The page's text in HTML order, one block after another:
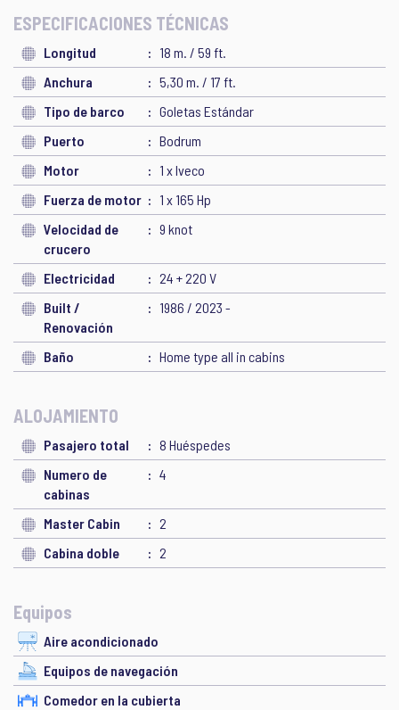
ESPECIFICACIONES TÉCNICAS
Longitud
18 m. / 59 ft.
Anchura
5,30 m. / 17 ft.
Tipo de barco
Goletas Estándar
Puerto
Bodrum
Motor
1 x Iveco
Fuerza de motor
1 x 165 Hp
Velocidad de
crucero
9 knot
Electricidad
24 + 220 V
Built /
Renovación
1986 / 2023 -
Baño Home type all in cabins
ALOJAMIENTO
Pasajero total
8 Huéspedes
Numero de
cabinas
4
Master Cabin
2
Cabina doble
2
Equipos
Aire acondicionado
Equipos de navegación
Comedor en la cubierta